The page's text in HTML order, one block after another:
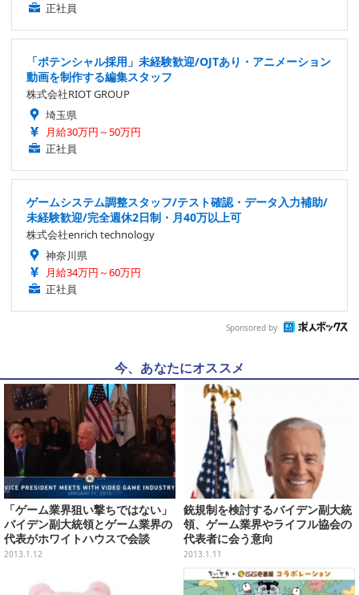
正社員
「ポテンシャル採用」未経験歓迎/OJTあり・アニメーション
動画を制作する編集スタッフ
株式会社RIOT GROUP
埼玉県
月給30万円～50万円
正社員
ゲームシステム調整スタッフ/テスト確認・データ入力補助/
未経験歓迎/完全週休2日制・月40万以上可
株式会社enrich technology
神奈川県
月給34万円～60万円
正社員
Sponsored by
今、あなたにオススメ
「ゲーム業界狙い撃ちではない」
バイデン副大統領とゲーム業界の
代表がホワイトハウスで会談
2013.1.12
銃規制を検討するバイデン副大統
領、ゲーム業界やライフル協会の
代表者に会う意向
2013.1.11